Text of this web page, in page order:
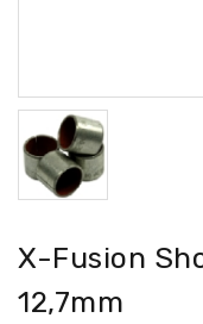
X-Fusion
12,7mm